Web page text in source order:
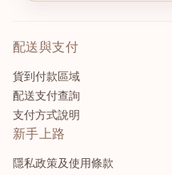
配送與支付
貨到付款區域
配送支付查詢
支付方式說明
新手上路
隱私政策及使用條款